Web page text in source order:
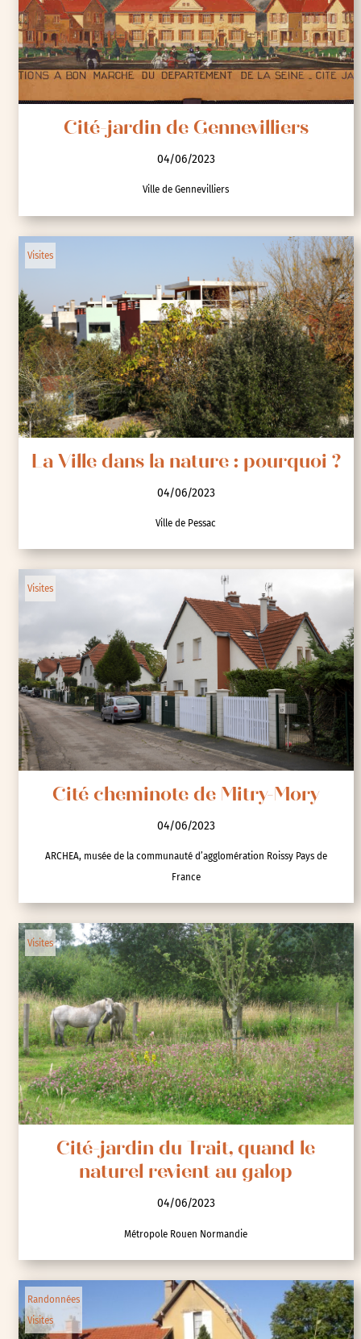
Cité-jardin de Gennevilliers
04/06/2023
Ville de Gennevilliers
Visites
La Ville dans la nature : pourquoi ?
04/06/2023
Ville de Pessac
Visites
Cité cheminote de Mitry-Mory
04/06/2023
ARCHEA, musée de la communauté d’agglomération Roissy Pays de
France
Visites
Cité-jardin du Trait, quand le
naturel revient au galop
04/06/2023
Métropole Rouen Normandie
Randonnées
Visites